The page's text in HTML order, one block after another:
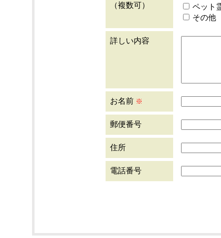
（複数可）
ペット
その他
詳しい内容
お名前 ※
郵便番号
住所
電話番号